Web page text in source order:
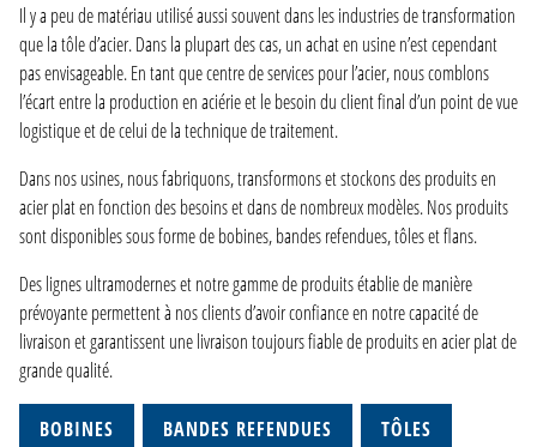
Il y a peu de matériau utilisé aussi souvent dans les industries de transformation
que la tôle d’acier. Dans la plupart des cas, un achat en usine n’est cependant
pas envisageable. En tant que centre de services pour l’acier, nous comblons
l’écart entre la production en aciérie et le besoin du client final d’un point de vue
logistique et de celui de la technique de traitement.
Dans nos usines, nous fabriquons, transformons et stockons des produits en
acier plat en fonction des besoins et dans de nombreux modèles. Nos produits
sont disponibles sous forme de bobines, bandes refendues, tôles et flans.
Des lignes ultramodernes et notre gamme de produits établie de manière
prévoyante permettent à nos clients d’avoir confiance en notre capacité de
livraison et garantissent une livraison toujours fiable de produits en acier plat de
grande qualité.
BOBINES BANDES REFENDUES TÔLES